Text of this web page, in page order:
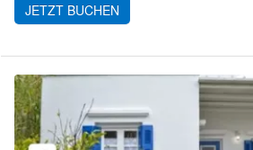
JETZT BUCHEN